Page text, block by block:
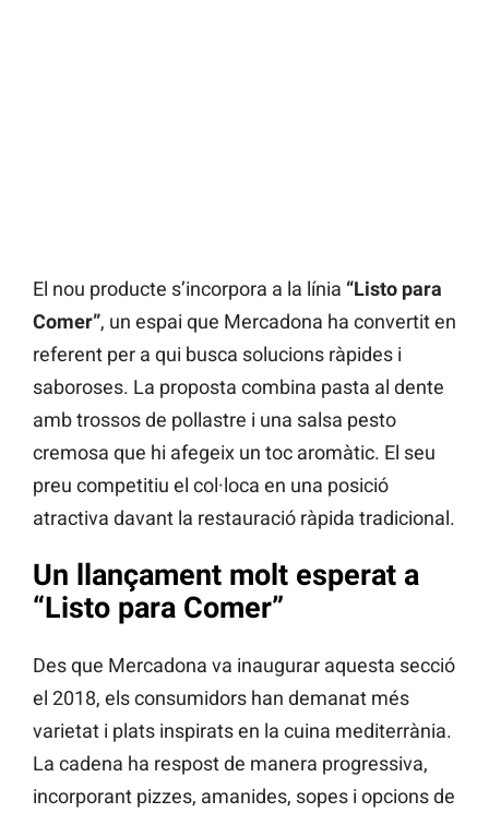
El nou producte s’incorpora a la línia “Listo para
Comer”, un espai que Mercadona ha convertit en
referent per a qui busca solucions ràpides i
saboroses. La proposta combina pasta al dente
amb trossos de pollastre i una salsa pesto
cremosa que hi afegeix un toc aromàtic. El seu
preu competitiu el col·loca en una posició
atractiva davant la restauració ràpida tradicional.
Un llançament molt esperat a
“Listo para Comer”
Des que Mercadona va inaugurar aquesta secció
el 2018, els consumidors han demanat més
varietat i plats inspirats en la cuina mediterrània.
La cadena ha respost de manera progressiva,
incorporant pizzes, amanides, sopes i opcions de